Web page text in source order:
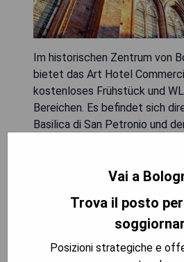
Im historischen Zentrum von
bietet das Art Hotel
kostenloses Frühstück und
Bereichen. Es befindet sich
Basilica di San Petronio und
Klimaanlage und Safe
verkehrsfreien Zone
sich durch freundlichen
eleganten Stil aus. Zu den
gehören Fahrradverleih und
Vai a
Trova il posto
Posizioni strategiche e